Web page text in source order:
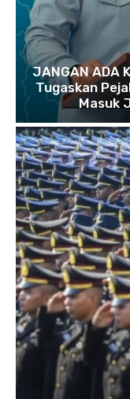
JANGAN ADA
Tugaskan
Masuk